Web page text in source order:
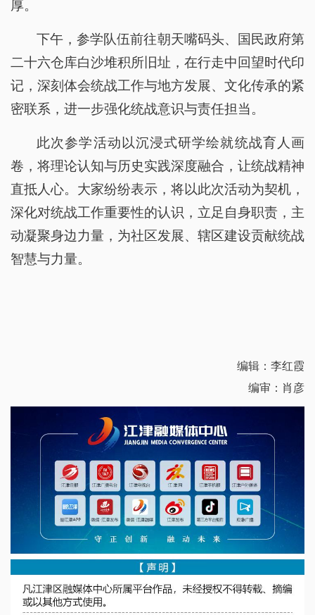
厚。
下午，参学队伍前往朝天嘴码头、国民政府第
二十六仓库白沙堆积所旧址，在行走中回望时代印
记，深刻体会统战工作与地方发展、文化传承的紧
密联系，进一步强化统战意识与责任担当。
此次参学活动以沉浸式研学绘就统战育人画
卷，将理论认知与历史实践深度融合，让统战精神
直抵人心。大家纷纷表示，将以此次活动为契机，
深化对统战工作重要性的认识，立足自身职责，主
动凝聚身边力量，为社区发展、辖区建设贡献统战
智慧与力量。
编辑：李红霞
编审：肖彦